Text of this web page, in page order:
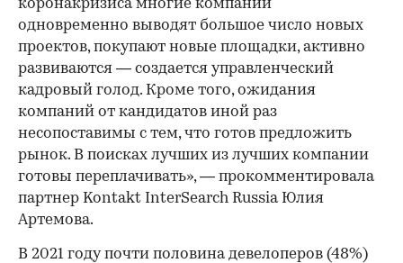
коронакризиса многие компании
одновременно выводят большое число новых
проектов, покупают новые площадки, активно
развиваются — создается управленческий
кадровый голод. Кроме того, ожидания
компаний от кандидатов иной раз
несопоставимы с тем, что готов предложить
рынок. В поисках лучших из лучших компании
готовы переплачивать», — прокомментировала
партнер Kontakt InterSearch Russia Юлия
Артемова.
В 2021 году почти половина девелоперов (48%)